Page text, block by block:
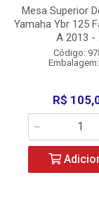
Mesa Superior
Yamaha Ybr 125
A 2013 -
Código:
R$